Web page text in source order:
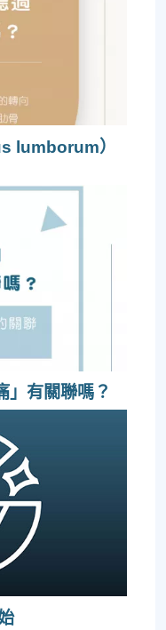
lumborum）
」有關聯嗎？